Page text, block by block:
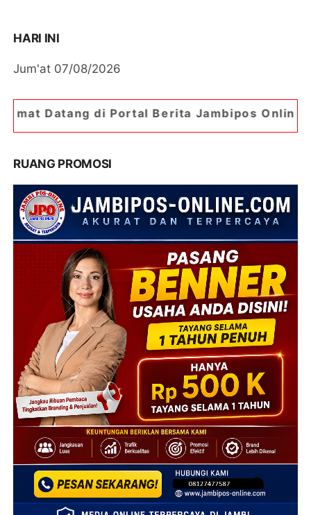
HARI INI
Jum'at 07/08/2026
di Portal Berita Jambipos Online. Portal
RUANG PROMOSI